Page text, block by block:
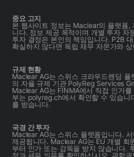
중요 고지
본 웹사이트 정보는 Maclear의 플랫폼,
니다. 정보 제공 목적이며 개별 투자 자
투자 결정은 본인의 책임입니다. P2B
확실하지 않다면 독립 재무 자문가와
규제 현황
Maclear AG는 스위스 크라우드렌딩
의 자율 규제 기관 PolyReg Services
Maclear AG는 FINMA에서 직접 인가
부는 polyreg.ch에서 확인할 수 있습니
를 받습니다.
국경 간 투자
Maclear AG는 스위스 플랫폼입니다.
제공됩니다. Maclear AG는 EU 개별 회
부터 인가 또는 감독을 받지 않습니다.
정과 세무 의무를 확인하십시오. 관할